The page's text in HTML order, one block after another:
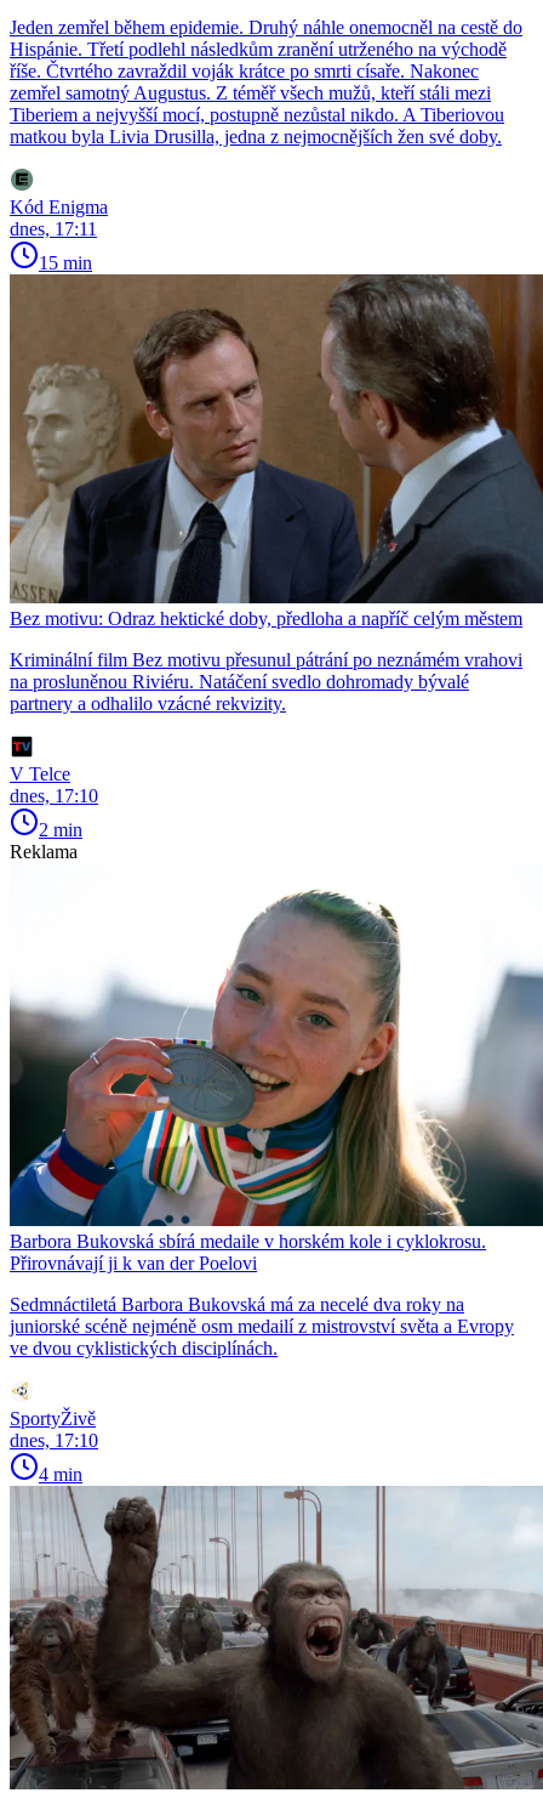
Jeden zemřel během epidemie. Druhý náhle onemocněl na cestě do
Hispánie. Třetí podlehl následkům zranění utrženého na východě
říše. Čtvrtého zavraždil voják krátce po smrti císaře. Nakonec
zemřel samotný Augustus. Z téměř všech mužů, kteří stáli mezi
Tiberiem a nejvyšší mocí, postupně nezůstal nikdo. A Tiberiovou
matkou byla Livia Drusilla, jedna z nejmocnějších žen své doby.
Kód Enigma
dnes, 17:11
15 min
Bez motivu: Odraz hektické doby, předloha a napříč celým městem
Kriminální film Bez motivu přesunul pátrání po neznámém vrahovi
na prosluněnou Riviéru. Natáčení svedlo dohromady bývalé
partnery a odhalilo vzácné rekvizity.
V Telce
dnes, 17:10
2 min
Reklama
Barbora Bukovská sbírá medaile v horském kole i cyklokrosu.
Přirovnávají ji k van der Poelovi
Sedmnáctiletá Barbora Bukovská má za necelé dva roky na
juniorské scéně nejméně osm medailí z mistrovství světa a Evropy
ve dvou cyklistických disciplínách.
SportyŽivě
dnes, 17:10
4 min